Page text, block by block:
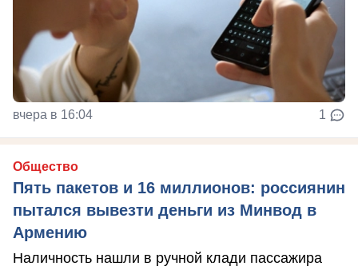
вчера в 16:04 1
Общество
Пять пакетов и 16 миллионов: россиянин
пытался вывезти деньги из Минвод в
Армению
Наличность нашли в ручной клади пассажира